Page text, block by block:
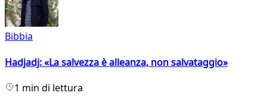
Bibbia
Hadjadj: «La salvezza è alleanza, non salvataggio»
1 min di lettura